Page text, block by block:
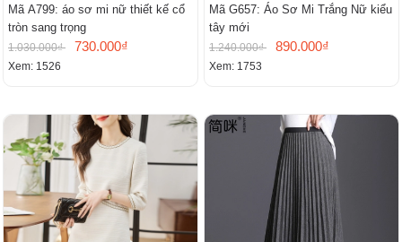
Mã A799: áo sơ mi nữ thiết kế cổ
tròn sang trọng
1.030.000₫ 730.000₫
Xem: 1526
Mã G657: Áo Sơ Mi Trắng Nữ kiểu
tây mới
1.240.000₫ 890.000₫
Xem: 1753